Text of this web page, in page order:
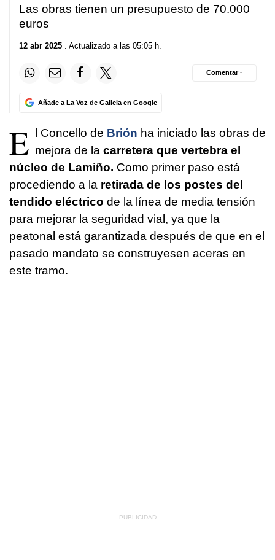
Las obras tienen un presupuesto de 70.000
euros
12 abr 2025 . Actualizado a las 05:05 h.
Añade a La Voz de Galicia en Google
Comentar ·
E l Concello de Brión ha iniciado las obras de
mejora de la carretera que vertebra el
núcleo de Lamiño. Como primer paso está
procediendo a la retirada de los postes del
tendido eléctrico de la línea de media tensión
para mejorar la seguridad vial, ya que la
peatonal está garantizada después de que en el
pasado mandato se construyesen aceras en
este tramo.